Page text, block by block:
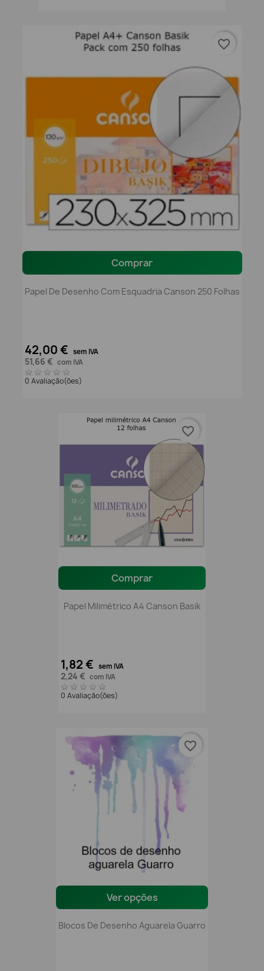
Comprar
Papel De Desenho Com Esquadria Canson 250 Folhas
42,00 € sem IVA
51,66 € com IVA
0 Avaliação(ões)
favorite_border
Comprar
Papel Milimétrico A4 Canson Basik
1,82 € sem IVA
2,24 € com IVA
0 Avaliação(ões)
favorite_border
Ver opções
Blocos De Desenho Aguarela Guarro
favorite_border